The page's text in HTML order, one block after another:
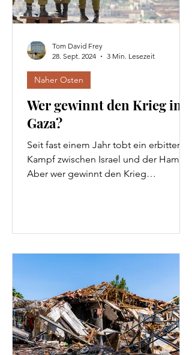
Wer gewinnt den Krieg in
Gaza?
Seit fast einem Jahr tobt ein erbitterter
Kampf zwischen Israel und der Hamas.
Aber wer gewinnt den Krieg
Naher Osten
Tom David Frey
28. Sept. 2024
3 Min. Lesezeit